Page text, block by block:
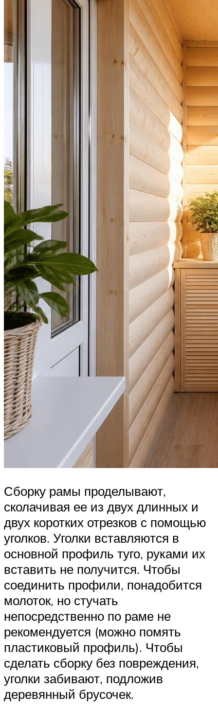
Сборку рамы проделывают,
сколачивая ее из двух длинных и
двух коротких отрезков с помощью
уголков. Уголки вставляются в
основной профиль туго, руками их
вставить не получится. Чтобы
соединить профили, понадобится
молоток, но стучать
непосредственно по раме не
рекомендуется (можно помять
пластиковый профиль). Чтобы
сделать сборку без повреждения,
уголки забивают, подложив
деревянный брусочек.